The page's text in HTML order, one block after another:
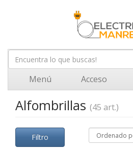
Menú Acceso
Alfombrillas (45 art.)
Filtro